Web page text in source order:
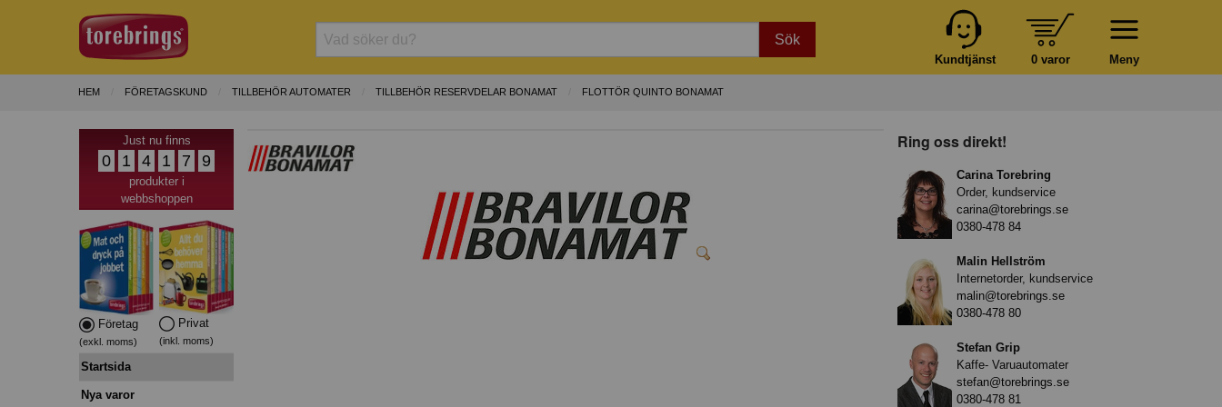
Sök
Meny
0 varor
Kundtjänst
HEM FÖRETAGSKUND TILLBEHÖR AUTOMATER TILLBEHÖR RESERVDELAR BONAMAT FLOTTÖR QUINTO BONAMAT
Just nu finns
0 1 4 1 7 9
produkter i
webbshoppen
Företag
(exkl. moms)
Privat
(inkl. moms)
Startsida
Nya varor
Ring oss direkt!
Carina Torebring
Order, kundservice
carina@torebrings.se
0380-478 84
Malin Hellström
Internetorder, kundservice
malin@torebrings.se
0380-478 80
Stefan Grip
Kaffe- Varuautomater
stefan@torebrings.se
0380-478 81